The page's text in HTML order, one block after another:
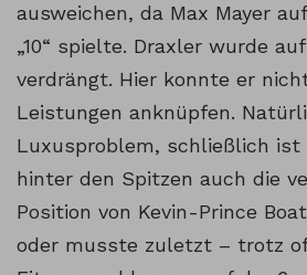
ausweichen, da Max Mayer
„10“ spielte. Draxler wurde
verdrängt. Hier konnte er
Leistungen anknüpfen.
Luxusproblem, schließlich ist
hinter den Spitzen auch die
Position von Kevin-Prince
oder musste zuletzt – trotz